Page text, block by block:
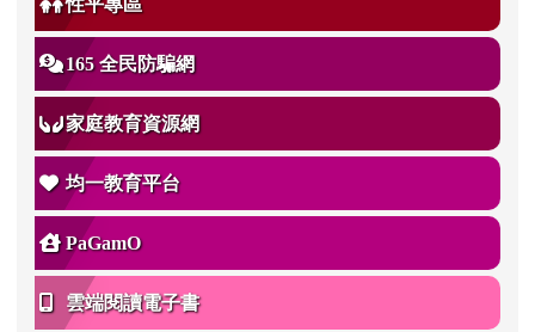
性平專區
165 全民防騙網
家庭教育資源網
均一教育平台
PaGamO
雲端閱讀電子書